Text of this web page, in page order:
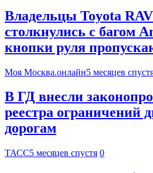
Владельцы Toyota
столкнулись с багом
кнопки руля
Моя Москва.онлайн5 месяцев
В ГД внесли
реестра ограничений
дорогам
ТАСС5 месяцев спустя 0